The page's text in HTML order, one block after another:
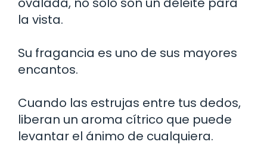
la vista.
Su fragancia es uno de sus mayores
encantos.
Cuando las estrujas entre tus dedos,
liberan un aroma cítrico que puede
levantar el ánimo de cualquiera.